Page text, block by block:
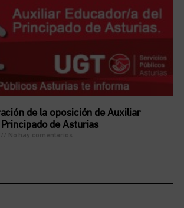
de la oposición de Auxiliar
de Asturias
No hay comentarios